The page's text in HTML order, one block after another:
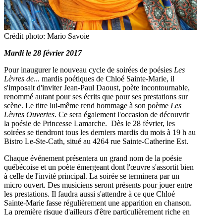
Crédit photo: Mario Savoie
Mardi le 28 février 2017
Pour inaugurer le nouveau cycle de soirées de poésies Les
Lèvres de... mardis poétiques de Chloé Sainte-Marie, il
s'imposait d'inviter Jean-Paul Daoust, poète incontournable,
renommé autant pour ses écrits que pour ses prestations sur
scène. Le titre lui-même rend hommage à son poème Les
Lèvres Ouvertes. Ce sera également l'occasion de découvrir
la poésie de Princesse Lamarche. Dès le 28 février, les
soirées se tiendront tous les derniers mardis du mois à 19 h au
Bistro Le-Ste-Cath, situé au 4264 rue Sainte-Catherine Est.
​Chaque événement présentera un grand nom de la poésie
québécoise et un poète émergeant dont l'œuvre s'assortit bien
à celle de l'invité principal. La soirée se terminera par un
micro ouvert. Des musiciens seront présents pour jouer entre
les prestations. Il faudra aussi s'attendre à ce que Chloé
Sainte-Marie fasse régulièrement une apparition en chanson.
La première risque d'ailleurs d'être particulièrement riche en